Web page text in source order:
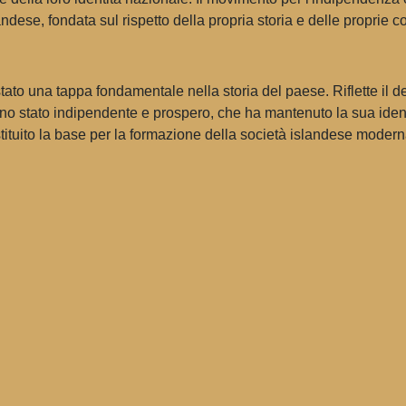
fondata sul rispetto della propria storia e delle proprie
una tappa fondamentale nella storia del paese. Riflette il
stato indipendente e prospero, che ha mantenuto la sua
la base per la formazione della società islandese